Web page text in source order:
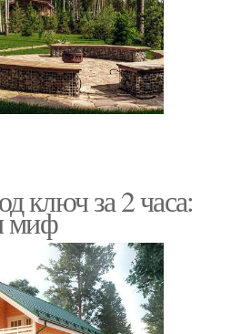
ключ за 2 часа:
миф